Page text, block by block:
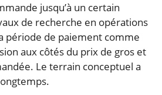
jusqu’à un certain
de recherche en opérations
période de paiement comme
aux côtés du prix de gros et
Le terrain conceptuel a